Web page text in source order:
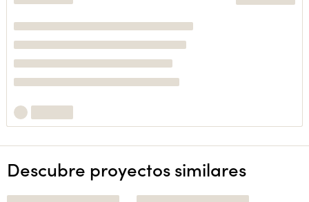
Descubre proyectos similares